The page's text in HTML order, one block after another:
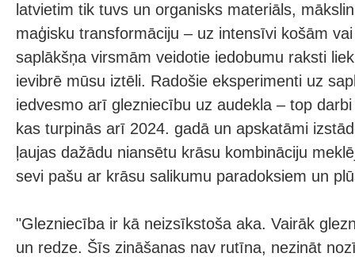
latvietim tik tuvs un organisks materiāls,
maģisku transformāciju – uz intensīvi košām
saplākšņa virsmām veidotie iedobumu raksti
ievibrē mūsu iztēli. Radošie eksperimenti uz
iedvesmo arī glezniecību uz audekla – top
kas turpinās arī 2024. gadā un apskatāmi
ļaujas dažādu niansētu krāsu kombināciju
sevi pašu ar krāsu salikumu paradoksiem un
"Glezniecība ir kā neizsīkstoša aka. Vairāk
un redze. Šīs zināšanas nav rutīna, nezināt